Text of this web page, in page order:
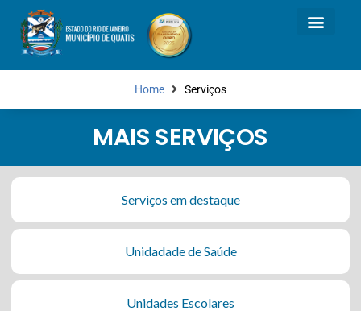
Home Serviços
MAIS SERVIÇOS
Serviços em destaque
Unidadade de Saúde
Unidades Escolares